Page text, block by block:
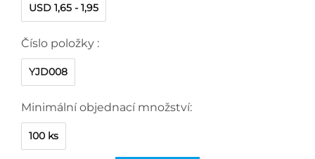
USD 1,65 - 1,95
Číslo položky :
YJD008
Minimální objednací množství:
100 ks